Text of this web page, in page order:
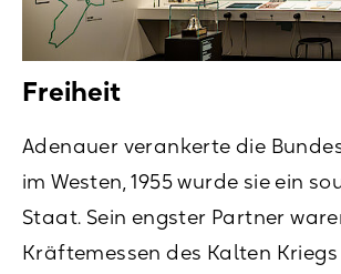
Freiheit
Adenauer verankerte die
im Westen, 1955 wurde sie ein
Staat. Sein engster Partner
Kräftemessen des Kalten